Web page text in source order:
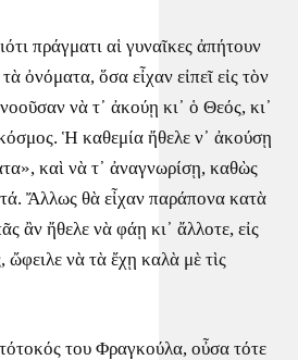
πράγματι αἱ γυναῖκες ἀπήτουν
ὀνόματα, ὅσα εἶχαν εἰπεῖ εἰς τὸν
νὰ τ᾿ ἀκούῃ κι᾿ ὁ Θεός, κι᾿
Ἡ καθεμία ἤθελε ν᾿ ἀκούσῃ
καὶ νὰ τ᾿ ἀναγνωρίσῃ, καθὼς
Ἄλλως θὰ εἶχαν παράπονα κατὰ
ἂν ἤθελε νὰ φάῃ κι᾿ ἄλλοτε, εἰς
νὰ τὰ ἔχῃ καλὰ μὲ τὶς
του Φραγκούλα, οὖσα τότε